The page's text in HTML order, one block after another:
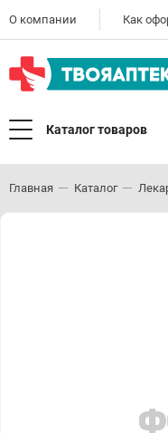
О компании Как
Каталог товаров
Главная Каталог